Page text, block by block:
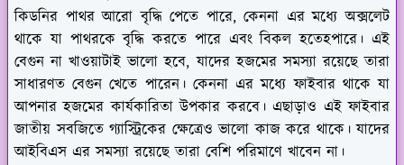
কিডনির পাথর আরো বৃদ্ধি পেতে পারে, কেননা এর মধ্যে অক্সলেট
থাকে যা পাথরকে বৃদ্ধি করতে পারে এবং বিকল হতেহপারে। এই
বেগুন না খাওয়াটাই ভালো হবে, যাদের হজমের সমস্যা রয়েছে তারা
সাধারণত বেগুন খেতে পারেন। কেননা এর মধ্যে ফাইবার থাকে যা
আপনার হজমের কার্যকারিতা উপকার করবে। এছাড়াও এই ফাইবার
জাতীয় সবজিতে গ্যাস্ট্রিকের ক্ষেত্রেও ভালো কাজ করে থাকে। যাদের
আইবিএস এর সমস্যা রয়েছে তারা বেশি পরিমাণে খাবেন না।